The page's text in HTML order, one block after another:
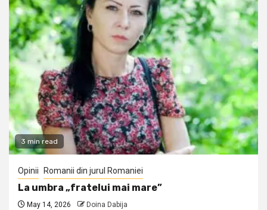
3 min read
Opinii Romanii din jurul Romaniei
La umbra „fratelui mai mare”
May 14, 2026 Doina Dabija